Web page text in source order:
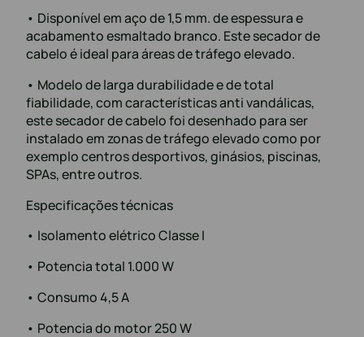
• Disponível em aço de 1,5 mm. de espessura e
acabamento esmaltado branco. Este secador de
cabelo é ideal para áreas de tráfego elevado.
• Modelo de larga durabilidade e de total
fiabilidade, com características anti vandálicas,
este secador de cabelo foi desenhado para ser
instalado em zonas de tráfego elevado como por
exemplo centros desportivos, ginásios, piscinas,
SPAs, entre outros.
Especificações técnicas
• Isolamento elétrico Classe I
• Potencia total 1.000 W
• Consumo 4,5 A
• Potencia do motor 250 W